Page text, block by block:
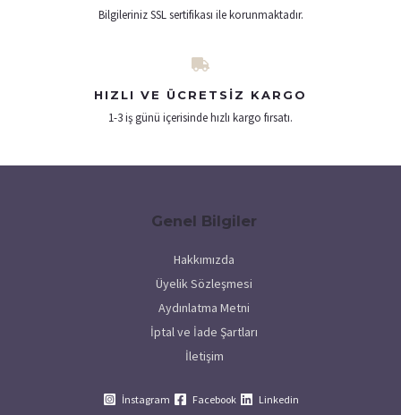
Bilgileriniz SSL sertifikası ile korunmaktadır.
HIZLI VE ÜCRETSIZ KARGO
1-3 iş günü içerisinde hızlı kargo fırsatı​.
Genel Bilgiler
Hakkımızda
Üyelik Sözleşmesi
Aydınlatma Metni
İptal ve İade Şartları
İletişim
İnstagram Facebook Linkedin